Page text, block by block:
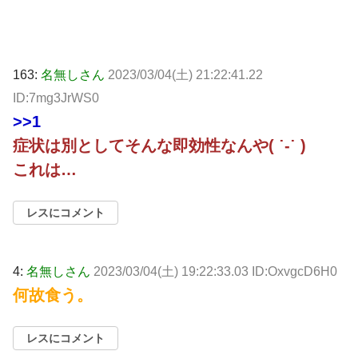
163: 名無しさん 2023/03/04(土) 21:22:41.22
ID:7mg3JrWS0
>>1
症状は別としてそんな即効性なんや( ˙-˙ )
これは…
レスにコメント
4: 名無しさん 2023/03/04(土) 19:22:33.03 ID:OxvgcD6H0
何故食う。
レスにコメント